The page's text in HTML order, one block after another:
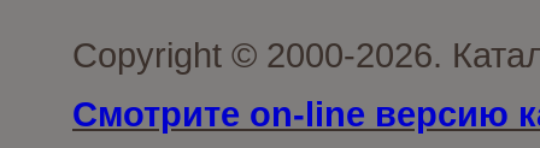
Copyright © 2000-2026.
Смотрите on-line версию